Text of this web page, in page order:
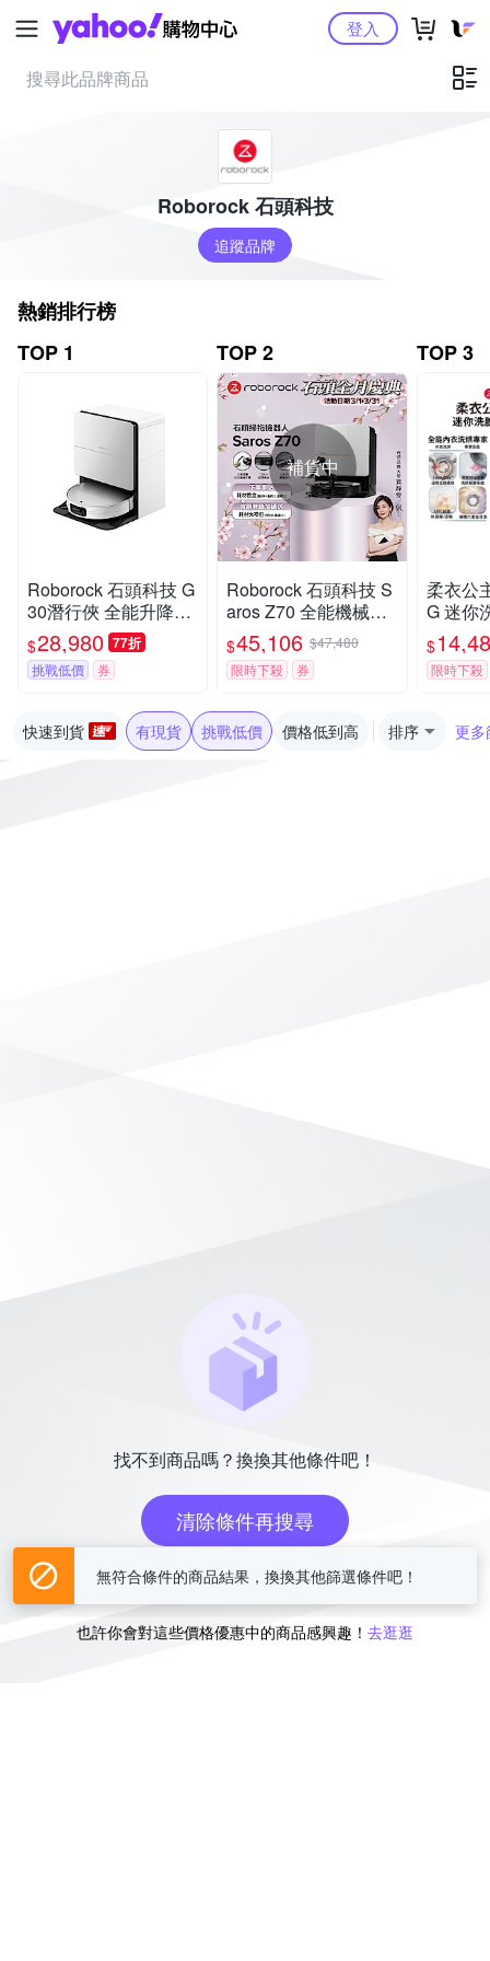
Yahoo購物中心登入
Roborock 石頭科技
追蹤品牌
熱銷排行榜
TOP 1
Roborock 石頭科技 G
30潛行俠 全能升降極
淨王者 (智慧升降全域
LDS/超薄7.98/聲波恆
濕拖地/22000Pa)
$28,980 77折
挑戰低價 券
TOP 2
補貨中
Roborock 石頭科技 S
aros Z70 全能機械手
臂旗艦掃拖王者(機械
手臂/零纏繞/22000P
a/7.98超薄/80度熱洗)
$45,106 $47,480
限時下殺
券
TOP 3
柔衣公
G 迷你
洗衣
漬洗/立
證/
$
限時下殺
快速到貨 有現貨 挑戰低價 價格低到高 排序 更多
找不到商品嗎？換換其他條件吧！
清除條件再搜尋
或
也許你會對這些價格優惠中的商品感興趣！ 去逛逛
無符合條件的商品結果，換換其他篩選條件吧！